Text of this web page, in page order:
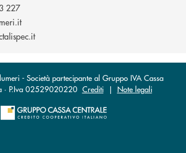
227
(si apre l’app di posta elettronica)
(si apre l’app di posta elettronica)
- Società partecipante al Gruppo IVA Cassa
· P.Iva 02529020220 Crediti| Note legali